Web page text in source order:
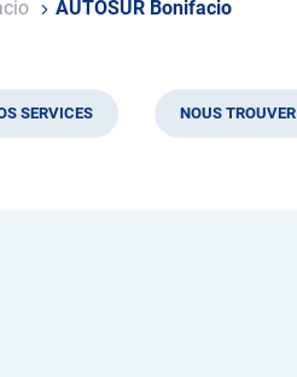
AUTOSUR Bonifacio
SERVICES NOUS TROUVER